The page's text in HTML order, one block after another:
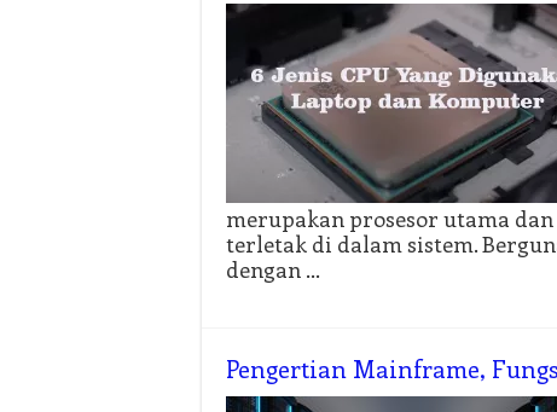
merupakan prosesor utama
terletak di dalam sistem.
dengan …
Pengertian Mainframe,